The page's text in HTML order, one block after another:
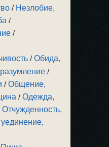
/ Незлобие,
/
/
/Обида,
/
/Общение,
/Одежда,
Отчужденность,